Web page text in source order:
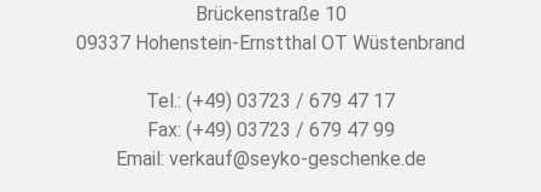
Brückenstraße 10
09337 Hohenstein-Ernstthal OT Wüstenbrand
Tel.: (+49) 03723 / 679 47 17
Fax: (+49) 03723 / 679 47 99
Email: verkauf@seyko-geschenke.de